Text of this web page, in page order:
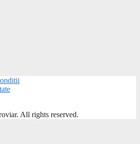
All rights reserved.